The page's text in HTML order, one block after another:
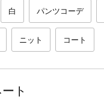
白 パンツコーデ
ニット コート
ト